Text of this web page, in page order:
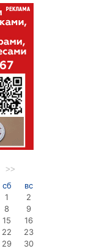
>>
сб
вс
1
2
8
9
15
16
22
23
29
30